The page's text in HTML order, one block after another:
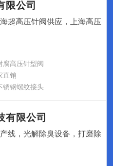
限公司
超高压针阀供应，上海高压
腐高压针型阀
直销
锈钢螺纹接头
有限公司
线，光解除臭设备，打磨除